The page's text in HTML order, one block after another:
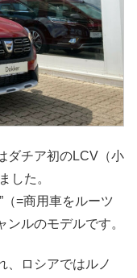
ダチア初のLCV（小
した。
（=商用車をルーツ
ルのモデルです。
、ロシアではルノ